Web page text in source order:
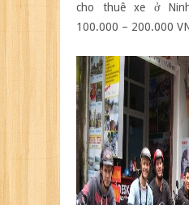
cho thuê xe ở
100.000 – 200.000